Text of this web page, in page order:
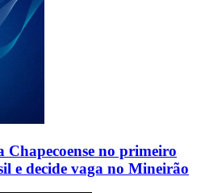
Chapecoense no primeiro
e decide vaga no Mineirão